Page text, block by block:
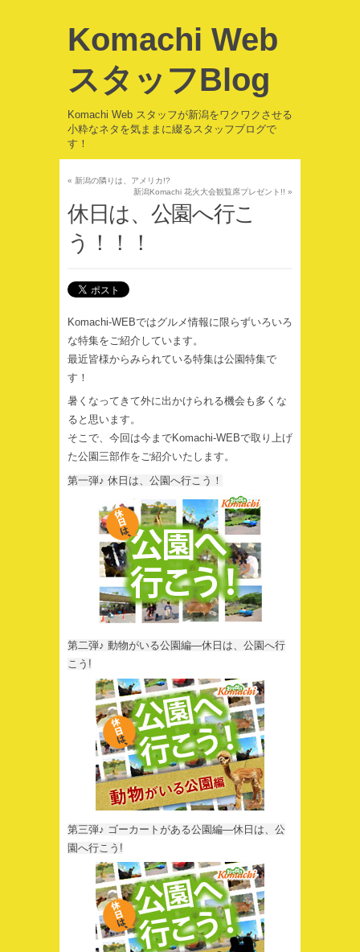
Komachi Web
スタッフBlog
Komachi Web スタッフが新潟をワクワクさせる
小粋なネタを気ままに綴るスタッフブログで
す！
« 新潟の隣りは、アメリカ!?
新潟Komachi 花火大会観覧席プレゼント!! »
休日は、公園へ行こ
う！！！
Komachi-WEBではグルメ情報に限らずいろいろ
な特集をご紹介しています。
最近皆様からみられている特集は公園特集で
す！
暑くなってきて外に出かけられる機会も多くな
ると思います。
そこで、今回は今までKomachi-WEBで取り上げ
た公園三部作をご紹介いたします。
第一弾♪ 休日は、公園へ行こう！
第二弾♪ 動物がいる公園編―休日は、公園へ行
こう!
第三弾♪ ゴーカートがある公園編―休日は、公
園へ行こう!